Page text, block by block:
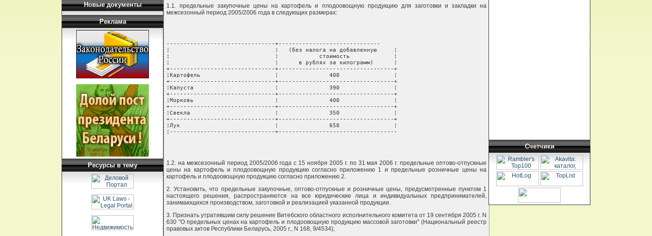
Новые документы
Реклама
Ресурсы в тему
1.1. предельные закупочные цены на картофель и плодоовощную продукцию для заготовки и закладки на
межсезонный период 2005/2006 года в следующих размерах:
--------------------------------+------------------------------
¦                               ¦   (без налога на добавленную     ¦
¦                               ¦            стоимость             ¦
¦                               ¦      в рублях за килограмм)      ¦
+-------------------------------+----------------------------------+
¦Картофель                      ¦               400                ¦
+-------------------------------+----------------------------------+
¦Капуста                        ¦               390                ¦
+-------------------------------+----------------------------------+
¦Морковь                        ¦               400                ¦
+-------------------------------+----------------------------------+
¦Свекла                         ¦               350                ¦
+-------------------------------+----------------------------------+
¦Лук                            ¦               650                ¦
¦-------------------------------+-----------------------------------
1.2. на межсезонный период 2005/2006 года с 15 ноября 2005 г. по 31 мая 2006 г. предельные оптово-отпускные
цены на картофель и плодоовощную продукцию согласно приложению 1 и предельные розничные цены на
картофель и плодоовощную продукцию согласно приложению 2.
2. Установить, что предельные закупочные, оптово-отпускные и розничные цены, предусмотренные пунктом 1
настоящего решения, распространяются на все юридические лица и индивидуальных предпринимателей,
занимающихся производством, заготовкой и реализацией указанной продукции.
3. Признать утратившим силу решение Витебского областного исполнительного комитета от 19 сентября 2005 г. N
630 "О предельных ценах на картофель и плодоовощную продукцию массовой заготовки" (Национальный реестр
правовых актов Республики Беларусь, 2005 г., N 168, 9/4534);
Счетчики